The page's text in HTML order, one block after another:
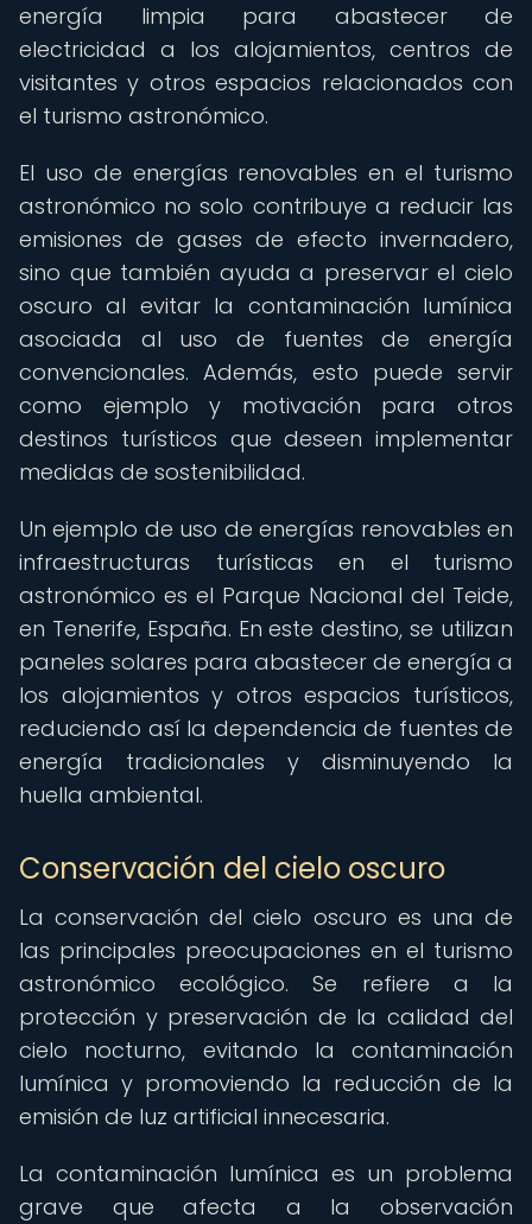
energía limpia para abastecer de
electricidad a los alojamientos, centros de
visitantes y otros espacios relacionados con
el turismo astronómico.
El uso de energías renovables en el turismo
astronómico no solo contribuye a reducir las
emisiones de gases de efecto invernadero,
sino que también ayuda a preservar el cielo
oscuro al evitar la contaminación lumínica
asociada al uso de fuentes de energía
convencionales. Además, esto puede servir
como ejemplo y motivación para otros
destinos turísticos que deseen implementar
medidas de sostenibilidad.
Un ejemplo de uso de energías renovables en
infraestructuras turísticas en el turismo
astronómico es el Parque Nacional del Teide,
en Tenerife, España. En este destino, se utilizan
paneles solares para abastecer de energía a
los alojamientos y otros espacios turísticos,
reduciendo así la dependencia de fuentes de
energía tradicionales y disminuyendo la
huella ambiental.
Conservación del cielo oscuro
La conservación del cielo oscuro es una de
las principales preocupaciones en el turismo
astronómico ecológico. Se refiere a la
protección y preservación de la calidad del
cielo nocturno, evitando la contaminación
lumínica y promoviendo la reducción de la
emisión de luz artificial innecesaria.
La contaminación lumínica es un problema
grave que afecta a la observación